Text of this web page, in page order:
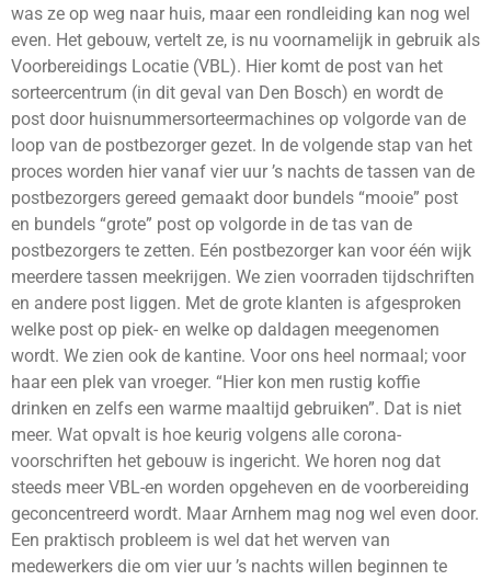
was ze op weg naar huis, maar een rondleiding kan nog wel
even. Het gebouw, vertelt ze, is nu voornamelijk in gebruik als
Voorbereidings Locatie (VBL). Hier komt de post van het
sorteercentrum (in dit geval van Den Bosch) en wordt de
post door huisnummersorteermachines op volgorde van de
loop van de postbezorger gezet. In de volgende stap van het
proces worden hier vanaf vier uur ’s nachts de tassen van de
postbezorgers gereed gemaakt door bundels “mooie” post
en bundels “grote” post op volgorde in de tas van de
postbezorgers te zetten. Eén postbezorger kan voor één wijk
meerdere tassen meekrijgen. We zien voorraden tijdschriften
en andere post liggen. Met de grote klanten is afgesproken
welke post op piek- en welke op daldagen meegenomen
wordt. We zien ook de kantine. Voor ons heel normaal; voor
haar een plek van vroeger. “Hier kon men rustig koffie
drinken en zelfs een warme maaltijd gebruiken”. Dat is niet
meer. Wat opvalt is hoe keurig volgens alle corona-
voorschriften het gebouw is ingericht. We horen nog dat
steeds meer VBL-en worden opgeheven en de voorbereiding
geconcentreerd wordt. Maar Arnhem mag nog wel even door.
Een praktisch probleem is wel dat het werven van
medewerkers die om vier uur ’s nachts willen beginnen te